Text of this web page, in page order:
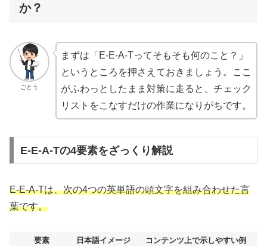
か？
ごとう
まずは「E-E-A-Tってそもそも何のこと？」
というところを押さえておきましょう。ここ
がふわっとしたまま対策に走ると、チェック
リストをこなすだけの作業になりがちです。
E-E-A-Tの4要素をざっくり解説
E-E-A-Tは、次の4つの英単語の頭文字を組み合わせた言
葉です。
要素 日本語イメージ コンテンツ上で示しやすい例